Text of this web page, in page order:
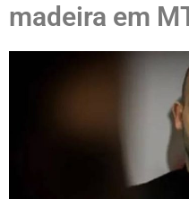
madeira em